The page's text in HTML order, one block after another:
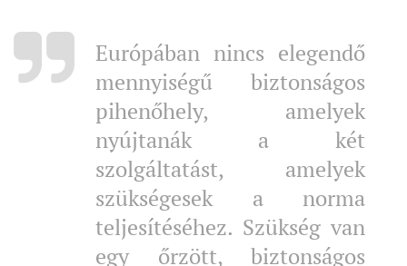
Európában nincs elegendő
mennyiségű biztonságos
pihenőhely, amelyek
nyújtanák a két
szolgáltatást, amelyek
szükségesek a norma
teljesítéséhez. Szükség van
egy őrzött, biztonságos